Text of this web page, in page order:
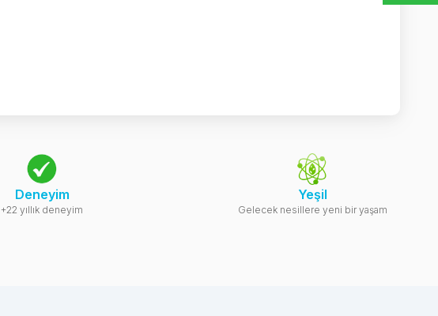
Deneyim
+22 yıllık deneyim
Yeşil
Gelecek nesillere yeni bir yaşam